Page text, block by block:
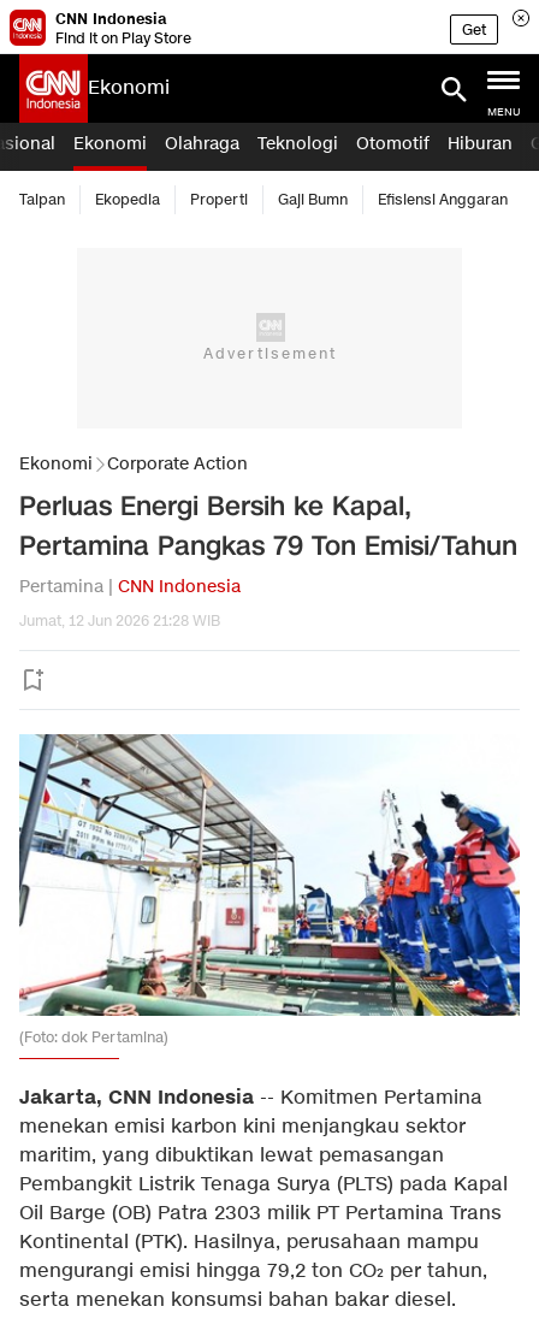
CNN Indonesia
Find it on Play Store
Get
Ekonomi
MENU
Ekonomi Olahraga Teknologi Otomotif Hiburan
Taipan Ekopedia Properti Gaji Bumn Efisiensi Anggaran
Ekonomi Corporate Action
Perluas Energi Bersih ke Kapal,
Pertamina Pangkas 79 Ton Emisi/Tahun
Pertamina | CNN Indonesia
Jumat, 12 Jun 2026 21:28 WIB
(Foto: dok Pertamina)
Jakarta, CNN Indonesia -- Komitmen Pertamina
menekan emisi karbon kini menjangkau sektor
maritim, yang dibuktikan lewat pemasangan
Pembangkit Listrik Tenaga Surya (PLTS) pada Kapal
Oil Barge (OB) Patra 2303 milik PT Pertamina Trans
Kontinental (PTK). Hasilnya, perusahaan mampu
mengurangi emisi hingga 79,2 ton CO₂ per tahun,
serta menekan konsumsi bahan bakar diesel.